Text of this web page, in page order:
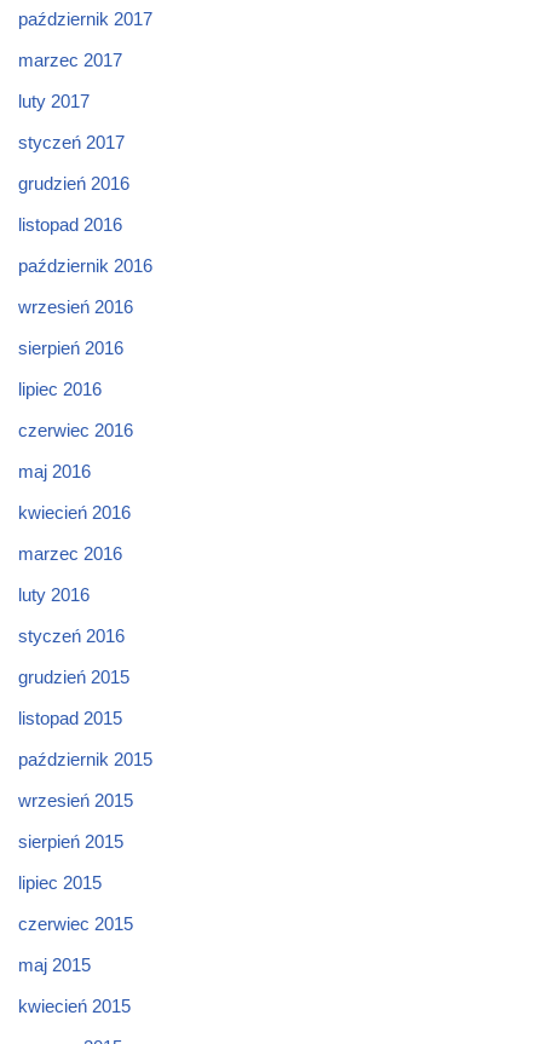
październik 2017
marzec 2017
luty 2017
styczeń 2017
grudzień 2016
listopad 2016
październik 2016
wrzesień 2016
sierpień 2016
lipiec 2016
czerwiec 2016
maj 2016
kwiecień 2016
marzec 2016
luty 2016
styczeń 2016
grudzień 2015
listopad 2015
październik 2015
wrzesień 2015
sierpień 2015
lipiec 2015
czerwiec 2015
maj 2015
kwiecień 2015